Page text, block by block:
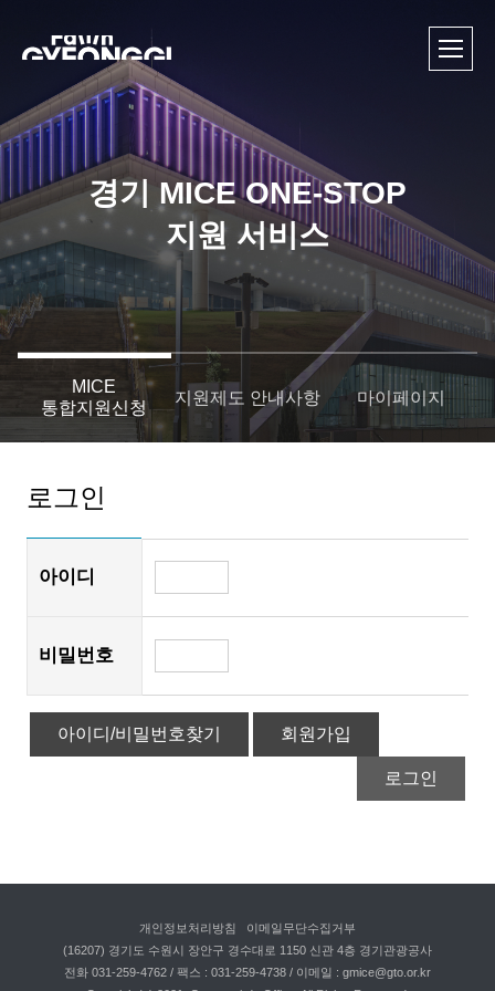
GYEONGGI - Always for you
전체
경기 MICE ONE-STOP
지원 서비스
MICE
통합지원신청
지원제도 안내사항 마이페이지
로그인
아이디
비밀번호
아이디/비밀번호찾기 회원가입
로그인
개인정보처리방침
이메일무단수집거부
(16207) 경기도 수원시 장안구 경수대로 1150 신관 4층 경기관광공사
전화 031-259-4762 / 팩스 : 031-259-4738 / 이메일 : gmice@gto.or.kr